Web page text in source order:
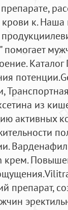
к.
из
активных
крем.
препарат,